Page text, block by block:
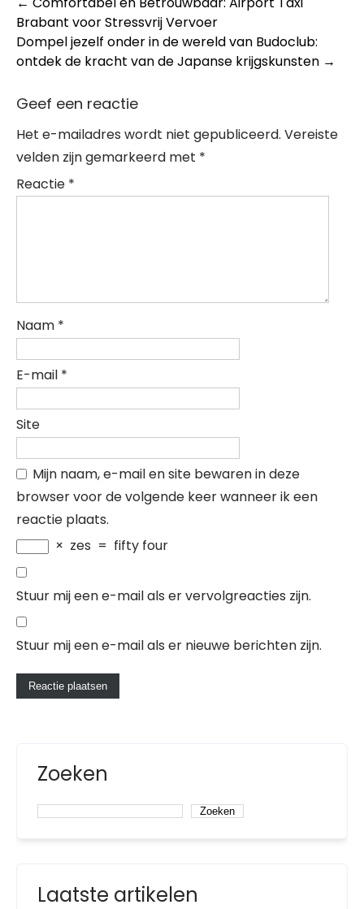
navigation
Brabant voor Stressvrij Vervoer
Dompel jezelf onder in de wereld van Budoclub:
ontdek de kracht van de Japanse krijgskunsten →
Geef een reactie
Het e-mailadres wordt niet gepubliceerd. Vereiste
velden zijn gemarkeerd met *
Reactie *
Naam *
E-mail *
Site
Mijn naam, e-mail en site bewaren in deze
browser voor de volgende keer wanneer ik een
reactie plaats.
× zes = fifty four
Stuur mij een e-mail als er vervolgreacties zijn.
Stuur mij een e-mail als er nieuwe berichten zijn.
Zoeken
Zoeken
Laatste artikelen